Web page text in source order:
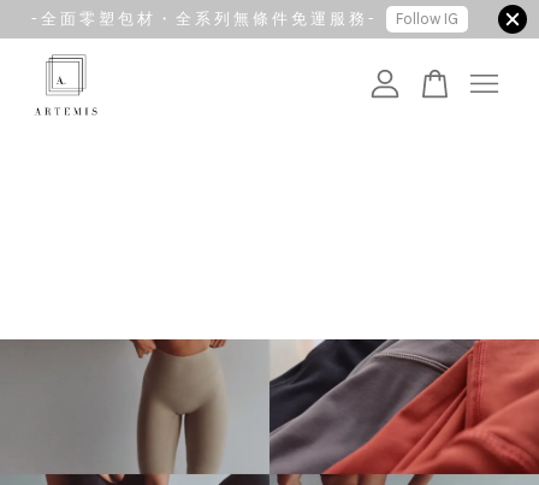
- 全 面 零 塑 包 材 ・ 全 系 列 無 條 件 免 運 服 務 - Follow IG
您的購物車目前還是空的。